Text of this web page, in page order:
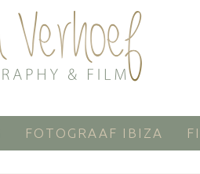
FOTOGRAAF IBIZA